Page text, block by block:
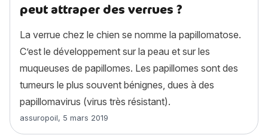
peut attraper des verrues ?
La verrue chez le chien se nomme la papillomatose.
C’est le développement sur la peau et sur les
muqueuses de papillomes. Les papillomes sont des
tumeurs le plus souvent bénignes, dues à des
papillomavirus (virus très résistant).
Article rédigé par
assuropoil, 5 mars 2019